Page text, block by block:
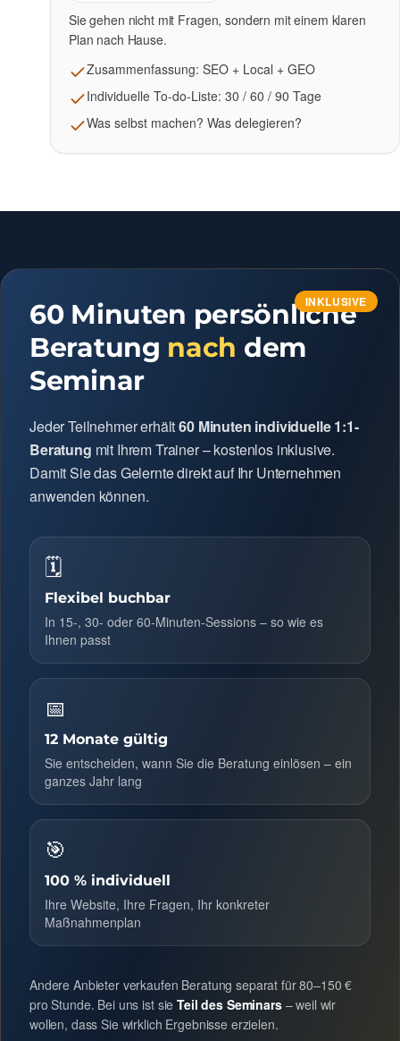
Sie gehen nicht mit Fragen, sondern mit einem klaren
Plan nach Hause.
Zusammenfassung: SEO + Local + GEO
Individuelle To-do-Liste: 30 / 60 / 90 Tage
Was selbst machen? Was delegieren?
INKLUSIVE
60 Minuten persönliche
Beratung nach dem
Seminar
Jeder Teilnehmer erhält60 Minuten individuelle 1:1-
Beratung mit Ihrem Trainer – kostenlos inklusive.
Damit Sie das Gelernte direkt auf Ihr Unternehmen
anwenden können.
🗓
Flexibel buchbar
In 15-, 30- oder 60-Minuten-Sessions – so wie es
Ihnen passt
📅
12 Monate gültig
Sie entscheiden, wann Sie die Beratung einlösen – ein
ganzes Jahr lang
🎯
100 % individuell
Ihre Website, Ihre Fragen, Ihr konkreter
Maßnahmenplan
Andere Anbieter verkaufen Beratung separat für 80–150 €
pro Stunde. Bei uns ist sieTeil des Seminars– weil wir
wollen, dass Sie wirklich Ergebnisse erzielen.